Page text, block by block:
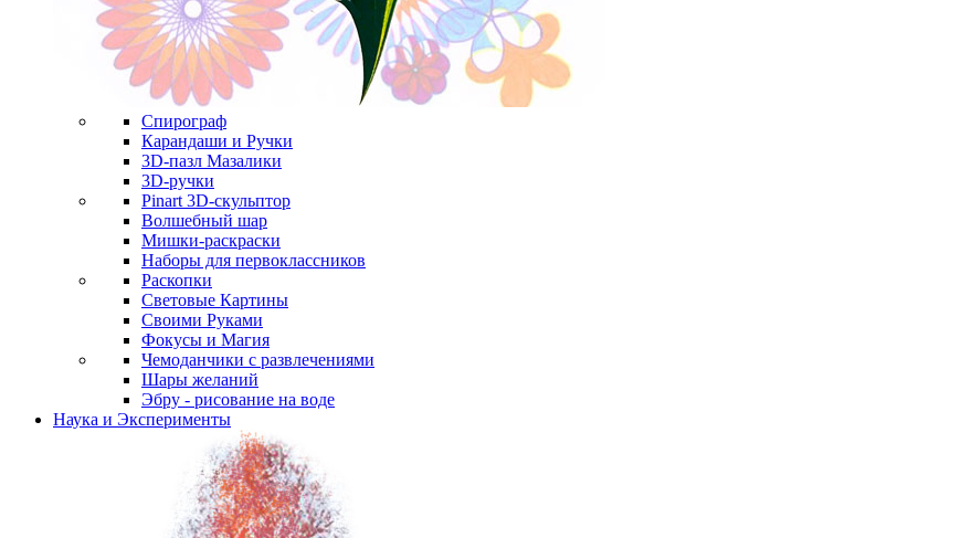
Спирограф
Карандаши и Ручки
3D-пазл Мазалики
3D-ручки
Pinart 3D-скульптор
Волшебный шар
Мишки-раскраски
Наборы для первоклассников
Раскопки
Световые Картины
Своими Руками
Фокусы и Магия
Чемоданчики с развлечениями
Шары желаний
Эбру - рисование на воде
Наука и Эксперименты